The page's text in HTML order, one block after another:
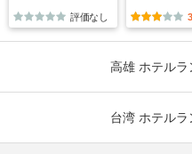
評価なし
高雄 ホテルラ
台湾 ホテルラ